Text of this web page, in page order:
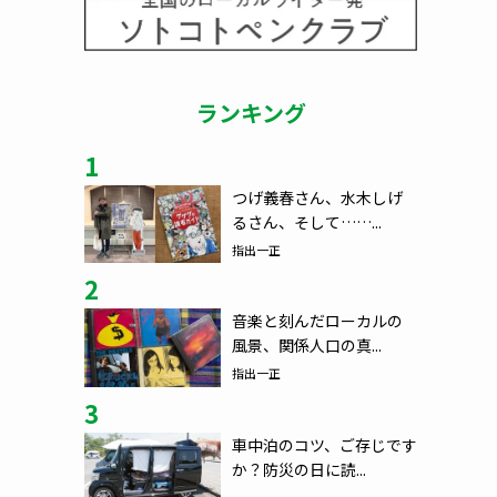
ランキング
1
つげ義春さん、水木しげ
るさん、そして……...
指出一正
2
音楽と刻んだローカルの
風景、関係人口の真...
指出一正
3
車中泊のコツ、ご存じです
か？防災の日に読...